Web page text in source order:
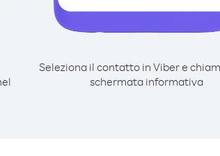
Seleziona il contatto in Viber e
schermata informativa